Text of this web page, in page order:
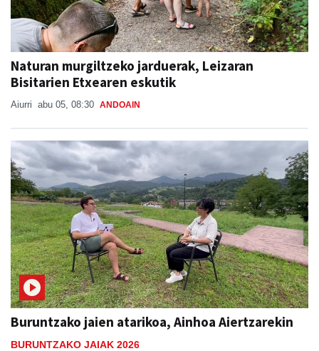
Naturan murgiltzeko jarduerak, Leizaran
Bisitarien Etxearen eskutik
Aiurri abu 05, 08:30 ANDOAIN
Buruntzako jaien atarikoa, Ainhoa Aiertzarekin
BURUNTZAKO JAIAK 2026